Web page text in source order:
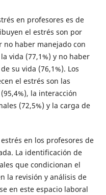
en profesores es de
el estrés son por
no haber manejado con
vida (77,1%) y no haber
su vida (76,1%). Los
el estrés son las
la interacción
(72,5%) y la carga de
en los profesores de
La identificación de
que condicionan el
la revisión y análisis de
en este espacio laboral